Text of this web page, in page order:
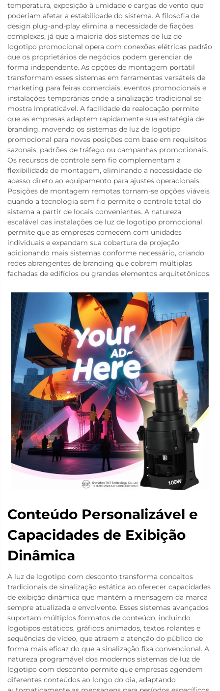
temperatura, exposição à umidade e cargas de vento que
poderiam afetar a estabilidade do sistema. A filosofia de
design plug-and-play elimina a necessidade de fiações
complexas, já que a maioria dos sistemas de luz de
logotipo promocional opera com conexões elétricas padrão
que os proprietários de negócios podem gerenciar de
forma independente. As opções de montagem portátil
transformam esses sistemas em ferramentas versáteis de
marketing para feiras comerciais, eventos promocionais e
instalações temporárias onde a sinalização tradicional se
mostra impraticável. A facilidade de realocação permite
que as empresas adaptem rapidamente sua estratégia de
branding, movendo os sistemas de luz de logotipo
promocional para novas posições com base em requisitos
sazonais, padrões de tráfego ou campanhas promocionais.
Os recursos de controle sem fio complementam a
flexibilidade de montagem, eliminando a necessidade de
acesso direto ao equipamento para ajustes operacionais.
Posições de montagem remotas tornam-se opções viáveis
quando a tecnologia sem fio permite o controle total do
sistema a partir de locais convenientes. A natureza
escalável das instalações de luz de logotipo promocional
permite que as empresas comecem com unidades
individuais e expandam sua cobertura de projeção
adicionando mais sistemas conforme necessário, criando
redes abrangentes de branding que cobrem múltiplas
fachadas de edifícios ou grandes elementos arquitetônicos.
Conteúdo Personalizável e
Capacidades de Exibição
Dinâmica
A luz de logotipo com desconto transforma conceitos
tradicionais de sinalização estática ao oferecer capacidades
de exibição dinâmica que mantêm a mensagem da marca
sempre atualizada e envolvente. Esses sistemas avançados
suportam múltiplos formatos de conteúdo, incluindo
logotipos estáticos, gráficos animados, textos rolantes e
sequências de vídeo, que atraem a atenção do público de
forma mais eficaz do que a sinalização fixa convencional. A
natureza programável dos modernos sistemas de luz de
logotipo com desconto permite que empresas agendem
diferentes conteúdos ao longo do dia, adaptando